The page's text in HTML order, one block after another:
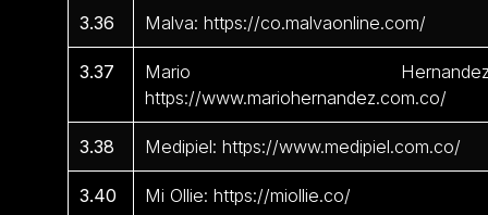
3.36 Malva: https://co.malvaonline.com/
3.37
Mario
https://www.mariohernandez.com.co/
3.38 Medipiel: https://www.medipiel.com.co/
3.40 Mi Ollie: https://miollie.co/